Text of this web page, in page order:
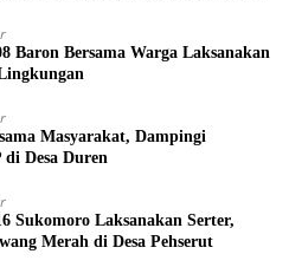
Baron Bersama Warga Laksanakan
Masyarakat, Dampingi
Desa Duren
Sukomoro Laksanakan Serter,
Merah di Desa Pehserut